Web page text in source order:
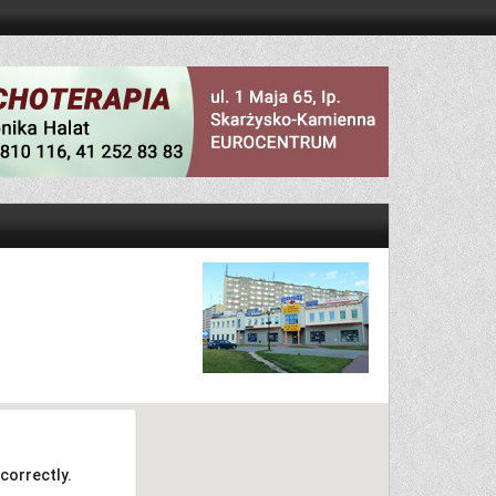
correctly.